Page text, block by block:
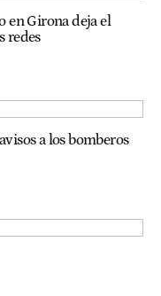
en Girona deja el
redes
a los bomberos